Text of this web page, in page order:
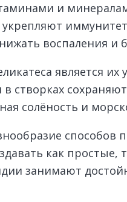
и
воспаления и
является
створках
солёность и
как
занимают